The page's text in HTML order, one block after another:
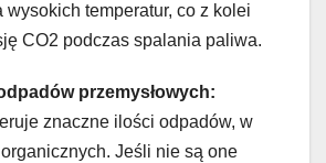
wysokich temperatur, co z kolei
CO2 podczas spalania paliwa.
przemysłowych:
znaczne ilości odpadów, w
Jeśli nie są one